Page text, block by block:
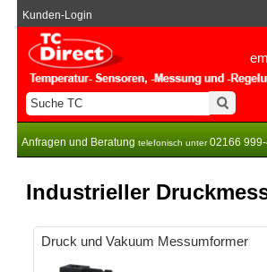
Kunden-Login
Anfragen und Beratung telefonisch unter02166
Industrieller
Druck und Vakuum Messumformer